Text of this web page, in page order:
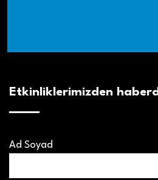
Etkinliklerimizden
Ad Soyad